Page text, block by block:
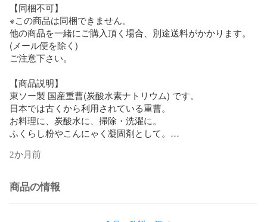
【同梱不可】
※この商品は同梱できません。
他の商品を一緒にご購入頂く場合、別途送料がかかります。
(メール便を除く)
ご注意下さい。
【商品説明】
東ソー製 国産重曹(炭酸水素ナトリウム) です。
日本では古くから利用されている重曹。
お料理に、炭酸水に、掃除・洗濯に。
ふくらし粉やこんにゃく凝固剤として。
お料理にご使用いただけます。
－－－－－－－－－－－－－－－－－－－－
2か月前
商品の情報